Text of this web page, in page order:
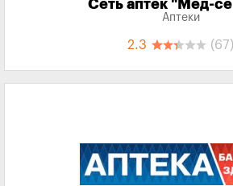
Сеть аптек "Мед-
Аптеки
2.3 (67)